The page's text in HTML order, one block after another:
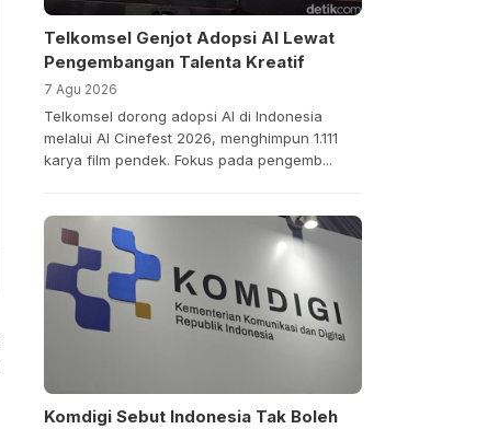
Telkomsel Genjot Adopsi AI Lewat
Pengembangan Talenta Kreatif
7 Agu 2026
Telkomsel dorong adopsi AI di Indonesia
melalui AI Cinefest 2026, menghimpun 1.111
karya film pendek. Fokus pada pengemb...
Komdigi Sebut Indonesia Tak Boleh